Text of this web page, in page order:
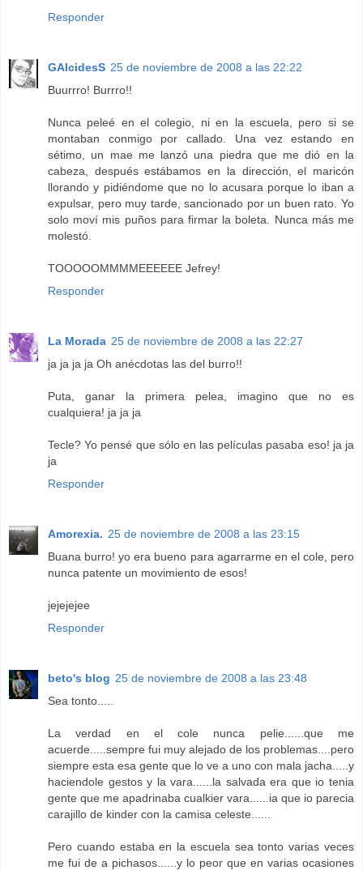
Responder
GAlcidesS 25 de noviembre de 2008 a las 22:22
Buurrro! Burrro!!
Nunca peleé en el colegio, ni en la escuela, pero si se
montaban conmigo por callado. Una vez estando en
sétimo, un mae me lanzó una piedra que me dió en la
cabeza, después estábamos en la dirección, el maricón
llorando y pidiéndome que no lo acusara porque lo iban a
expulsar, pero muy tarde, sancionado por un buen rato. Yo
solo moví mis puños para firmar la boleta. Nunca más me
molestó.
TOOOOOMMMMEEEEEE Jefrey!
Responder
La Morada 25 de noviembre de 2008 a las 22:27
ja ja ja ja Oh anécdotas las del burro!!
Puta, ganar la primera pelea, imagino que no es
cualquiera! ja ja ja
Tecle? Yo pensé que sólo en las películas pasaba eso! ja ja
ja
Responder
Amorexia. 25 de noviembre de 2008 a las 23:15
Buana burro! yo era bueno para agarrarme en el cole, pero
nunca patente un movimiento de esos!
jejejejee
Responder
beto's blog 25 de noviembre de 2008 a las 23:48
Sea tonto.....
La verdad en el cole nunca pelie......que me
acuerde.....sempre fui muy alejado de los problemas....pero
siempre esta esa gente que lo ve a uno con mala jacha.....y
haciendole gestos y la vara......la salvada era que io tenia
gente que me apadrinaba cualkier vara......ia que io parecia
carajillo de kinder con la camisa celeste......
Pero cuando estaba en la escuela sea tonto varias veces
me fui de a pichasos......y lo peor que en varias ocasiones